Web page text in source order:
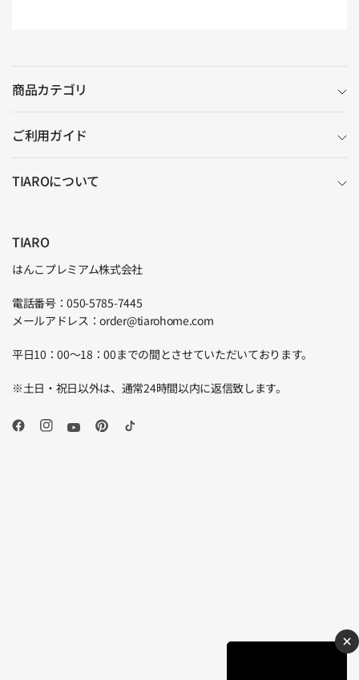
商品カテゴリ
ご利用ガイド
TIAROについて
TIARO
はんこプレミアム株式会社
電話番号：050-5785-7445
メールアドレス：order@tiarohome.com
平日10：00～18：00までの間とさせていただいております。
※土日・祝日以外は、通常24時間以内に返信致します。
×